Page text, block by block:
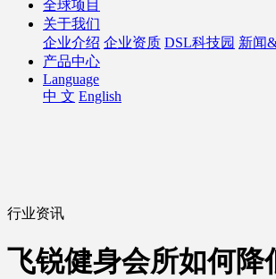
全球项目
关于我们
企业介绍 企业资质 DSL科技园 新闻
产品中心
Language
中 文 English
行业资讯
飞锐健身会所如何降